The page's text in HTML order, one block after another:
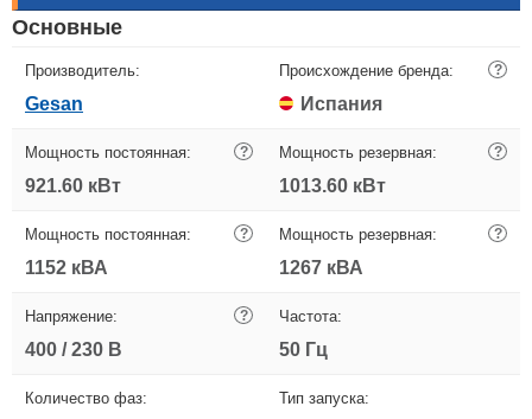
Основные
Производитель:
Gesan
Происхождение бренда: ?
Испания
Мощность постоянная: ?
921.60 кВт
Мощность резервная: ?
1013.60 кВт
Мощность постоянная: ?
1152 кВА
Мощность резервная: ?
1267 кВА
Напряжение: ?
400 / 230 В
Частота:
50 Гц
Количество фаз: Тип запуска: